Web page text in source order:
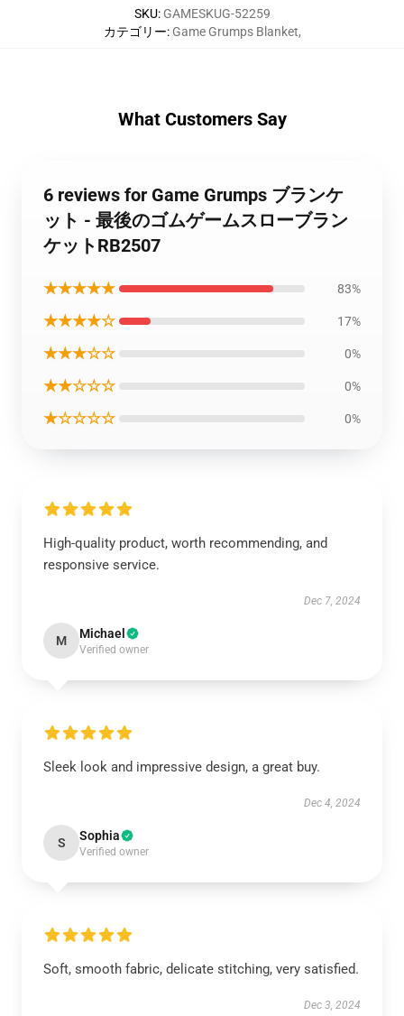
SKU: GAMESKUG-52259
カテゴリー: Game Grumps Blanket,
What Customers Say
6 reviews for Game Grumps ブランケ
ット - 最後のゴムゲームスローブラン
ケットRB2507
★★★★★ 83%
★★★★☆ 17%
★★★☆☆ 0%
★★☆☆☆ 0%
★☆☆☆☆ 0%
High-quality product, worth recommending, and
responsive service.
Dec 7, 2024
M Michael
Verified owner
Sleek look and impressive design, a great buy.
Dec 4, 2024
S Sophia
Verified owner
Soft, smooth fabric, delicate stitching, very satisfied.
Dec 3, 2024